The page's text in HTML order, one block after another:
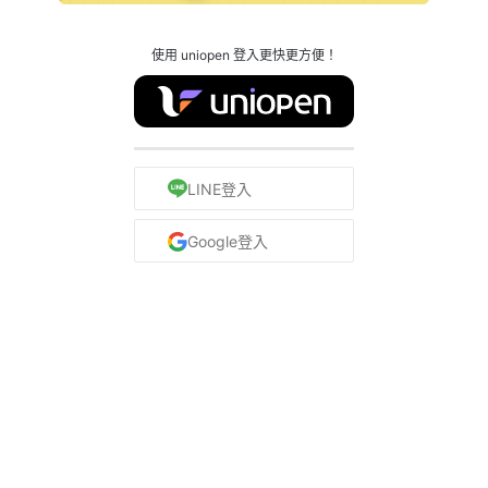
使用 uniopen 登入更快更方便！
LINE登入
Google登入